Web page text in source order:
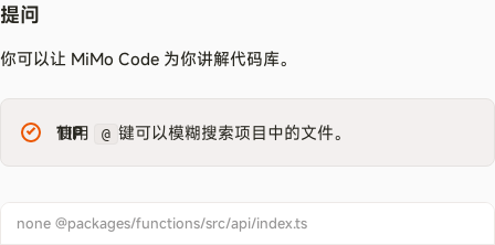
提问
你可以让 MiMo Code 为你讲解代码库。
TIP
使用 @ 键可以模糊搜索项目中的文件。
none @packages/functions/src/api/index.ts